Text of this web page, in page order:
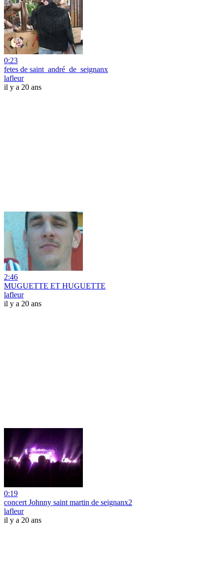
0:23
fetes de saint_andré_de_seignanx
lafleur
il y a 20 ans
2:46
MUGUETTE ET HUGUETTE
lafleur
il y a 20 ans
0:19
concert Johnny saint martin de seignanx2
lafleur
il y a 20 ans